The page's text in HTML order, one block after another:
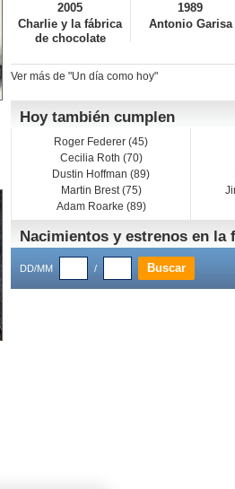
2005
Charlie y la fábrica
de chocolate
1989
Antonio Garisa
Ver más de "Un día como hoy"
Hoy también cumplen
Roger Federer (45)
Cecilia Roth (70)
Dustin Hoffman (89)
Martin Brest (75)
Adam Roarke (89)
Nacimientos y estrenos en la
DD/MM /